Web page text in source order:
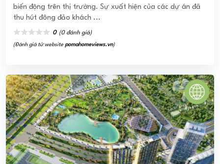
GRAND RIVERSIDE
Căn Hộ Grand Riverside Mang Đến cho gia đình bạn một
phong cách sống đẳng cấp. Chủ đầu tư Hồng Hà chính
thức mở bán dự án Grand Riverside Q4 với ...